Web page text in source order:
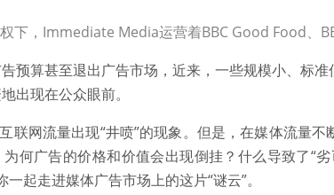
下，Immediate Media运营着BBC Good Food、
预算甚至退出广告市场，近来，一些规模小、标
出现在公众眼前。
联网流量出现“井喷”的现象。但是，在媒体流量
何广告的价格和价值会出现倒挂？什么导致了“
起走进媒体广告市场上的这片“谜云”。